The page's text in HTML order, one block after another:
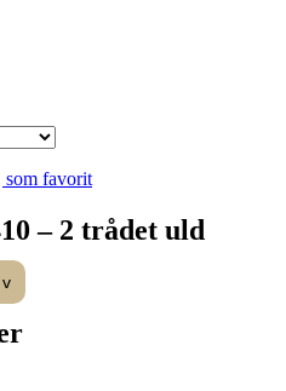
favorit
– 2 trådet uld